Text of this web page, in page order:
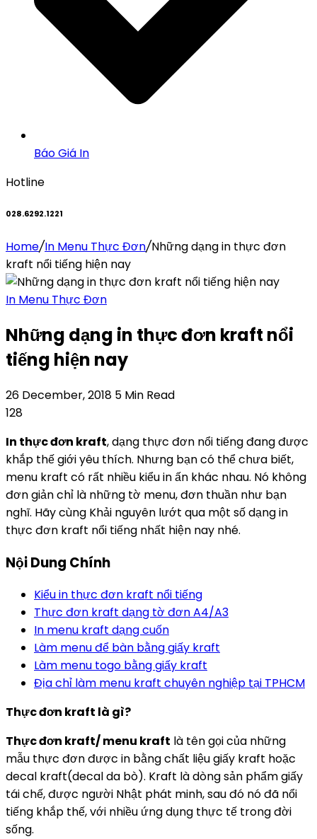
Báo Giá In
Hotline
028.6292.1221
Home/In Menu Thực Đơn/Những dạng in thực đơn
kraft nổi tiếng hiện nay
In Menu Thực Đơn
Những dạng in thực đơn kraft nổi
tiếng hiện nay
26 December, 2018 5 Min Read
128
In thực đơn kraft, dạng thực đơn nổi tiếng đang được
khắp thế giới yêu thích. Nhưng bạn có thể chưa biết,
menu kraft có rất nhiều kiểu in ấn khác nhau. Nó không
đơn giản chỉ là những tờ menu, đơn thuần như bạn
nghĩ. Hãy cùng Khải nguyên lướt qua một số dạng in
thực đơn kraft nổi tiếng nhất hiện nay nhé.
Nội Dung Chính
Kiểu in thực đơn kraft nổi tiếng
Thực đơn kraft dạng tờ đơn A4/A3
In menu kraft dạng cuốn
Làm menu để bàn bằng giấy kraft
Làm menu togo bằng giấy kraft
Địa chỉ làm menu kraft chuyên nghiệp tại TPHCM
Thực đơn kraft là gì?
Thực đơn kraft/ menu kraft là tên gọi của những
mẫu thực đơn được in bằng chất liệu giấy kraft hoặc
decal kraft(decal da bò). Kraft là dòng sản phẩm giấy
tái chế, được người Nhật phát minh, sau đó nó đã nổi
tiếng khắp thế, với nhiều ứng dụng thực tế trong đời
sống.